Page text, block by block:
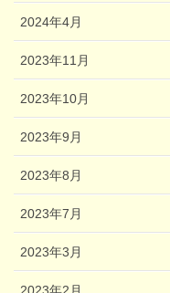
2024年4月
2023年11月
2023年10月
2023年9月
2023年8月
2023年7月
2023年3月